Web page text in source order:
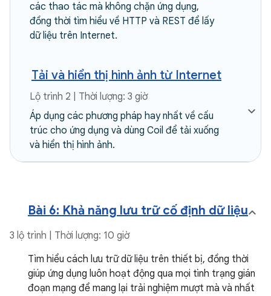
các thao tác mà không chặn ứng dụng,
đồng thời tìm hiểu về HTTP và REST để lấy
dữ liệu trên Internet.
Tải và hiển thị hình ảnh từ Internet
Lộ trình 2 | Thời lượng: 3 giờ
Áp dụng các phương pháp hay nhất về cấu
trúc cho ứng dụng và dùng Coil để tải xuống
và hiển thị hình ảnh.
Bài 6: Khả năng lưu trữ cố định dữ liệu
3 lộ trình | Thời lượng: 10 giờ
Tìm hiểu cách lưu trữ dữ liệu trên thiết bị, đồng thời
giúp ứng dụng luôn hoạt động qua mọi tình trạng gián
đoạn mạng để mang lại trải nghiệm mượt mà và nhất